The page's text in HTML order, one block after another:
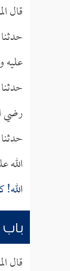
قال
حدثنا
رضي
حدثنا
قال